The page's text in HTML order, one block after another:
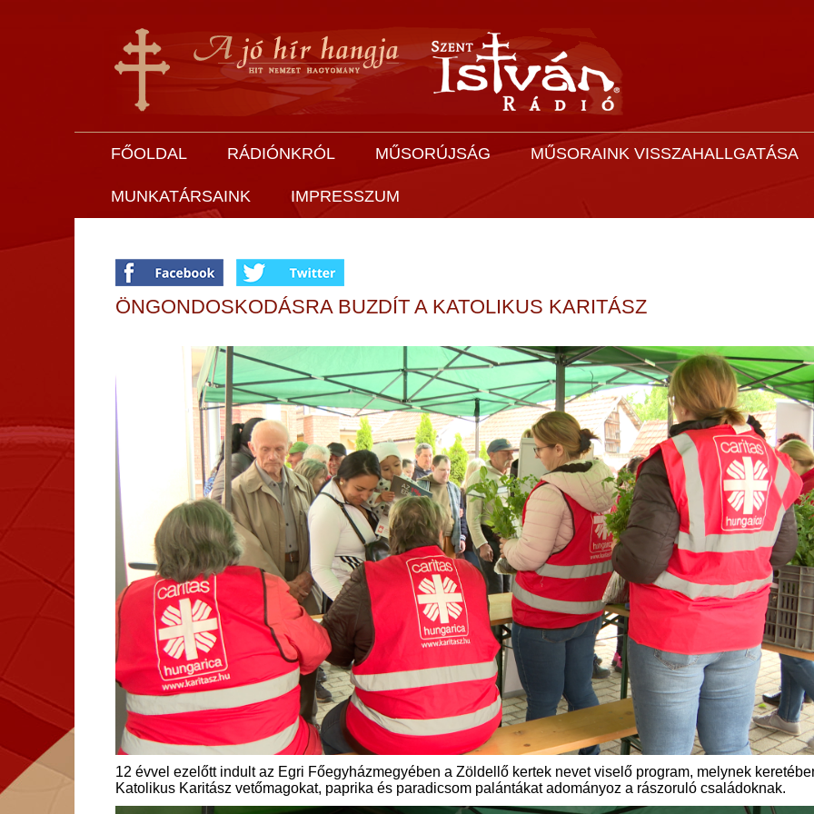
FŐOLDAL RÁDIÓNKRÓL MŰSORÚJSÁG MŰSORAINK VISSZAHALLGATÁSA
MUNKATÁRSAINK IMPRESSZUM
ÖNGONDOSKODÁSRA BUZDÍT A KATOLIKUS KARITÁSZ
12 évvel ezelőtt indult az Egri Főegyházmegyében a Zöldellő kertek nevet viselő program, melynek
Katolikus Karitász vetőmagokat, paprika és paradicsom palántákat adományoz a rászoruló családoknak.